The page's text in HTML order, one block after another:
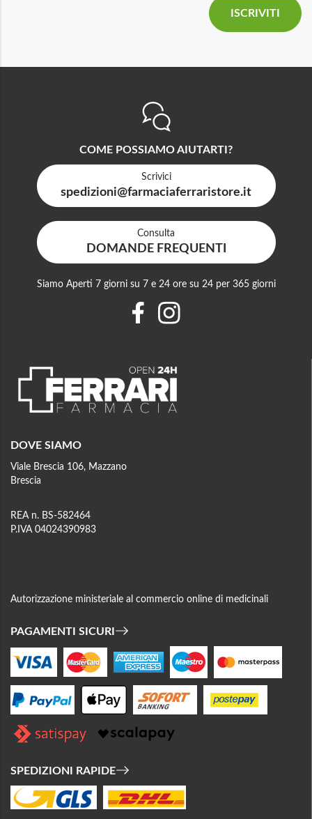
DOVE SIAMO
Viale Brescia 106, Mazzano
Brescia
REA n. BS-582464
P.IVA 04024390983
Autorizzazione ministeriale al commercio online di medicinali
PAGAMENTI SICURI
SPEDIZIONI RAPIDE
COME POSSIAMO AIUTARTI?
Scrivici
spedizioni@farmaciaferraristore.it
Consulta
DOMANDE FREQUENTI
Siamo Aperti 7 giorni su 7 e 24 ore su 24 per 365 giorni